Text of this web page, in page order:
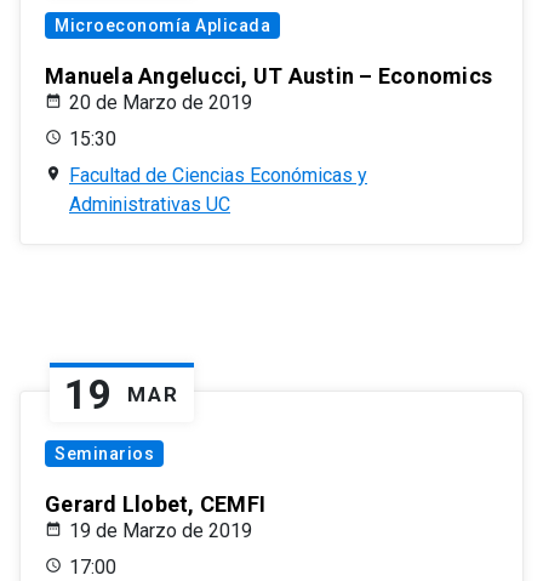
Microeconomía Aplicada
Manuela Angelucci, UT Austin – Economics
20 de Marzo de 2019
15:30
Facultad de Ciencias Económicas y
Administrativas UC
19 MAR
Seminarios
Gerard Llobet, CEMFI
19 de Marzo de 2019
17:00